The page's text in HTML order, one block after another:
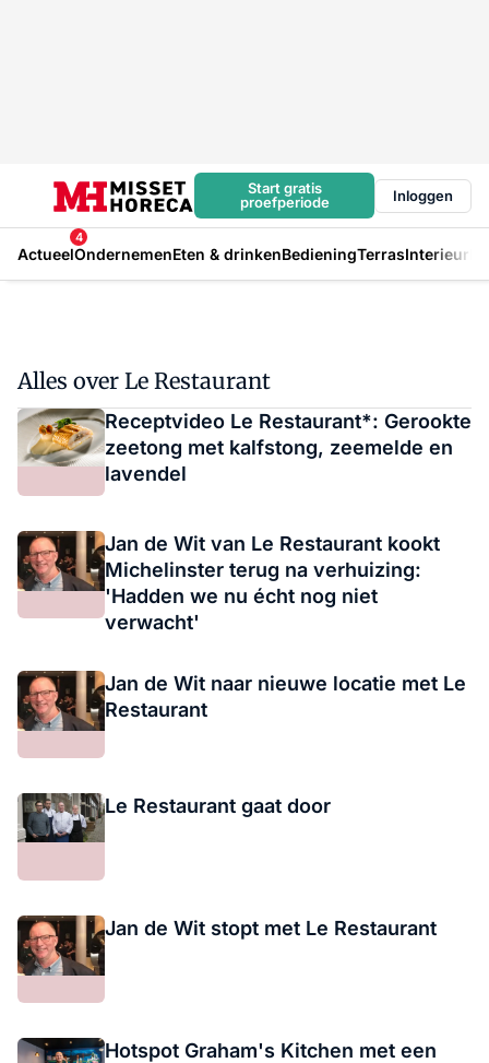
Start gratis
proefperiode
Inloggen
Actueel
4
OndernemenEten & drinkenBedieningTerrasInterieur
Alles over Le Restaurant
Receptvideo Le Restaurant*: Gerookte
zeetong met kalfstong, zeemelde en
lavendel
Jan de Wit van Le Restaurant kookt
Michelinster terug na verhuizing:
'Hadden we nu écht nog niet
verwacht'
Jan de Wit naar nieuwe locatie met Le
Restaurant
Le Restaurant gaat door
Jan de Wit stopt met Le Restaurant
Hotspot Graham's Kitchen met een